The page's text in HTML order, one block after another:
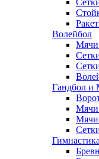
Волейбол
Мячи
Гандбол и
Мячи
Мячи
Гимнастика